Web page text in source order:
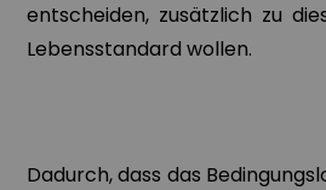
entscheiden, zusätzlich zu
Lebensstandard wollen.
Dadurch, dass das